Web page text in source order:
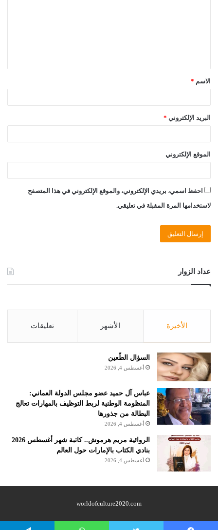
ق
*
الاسم *
البريد الإلكتروني *
الموقع الإلكتروني
احفظ اسمي، بريدي الإلكتروني، والموقع الإلكتروني في هذا المتصفح
لاستخدامها المرة المقبلة في تعليقي.
عداد الزوار
الأخيرة الأشهر تعليقات
السؤال الطّعين
أغسطس 4, 2026
عباس آل حميد عضو مجلس الدولة العماني:
المنظومة الوطنية لربط التوظيف بالمهارات تعالج
البطالة من جذورها
أغسطس 4, 2026
الروائية مريم هرموش.. كاتبة شهر أغسطس 2026
بنادي الكتاب بالإمارات حول العالم
أغسطس 4, 2026
worldofculture2020.com